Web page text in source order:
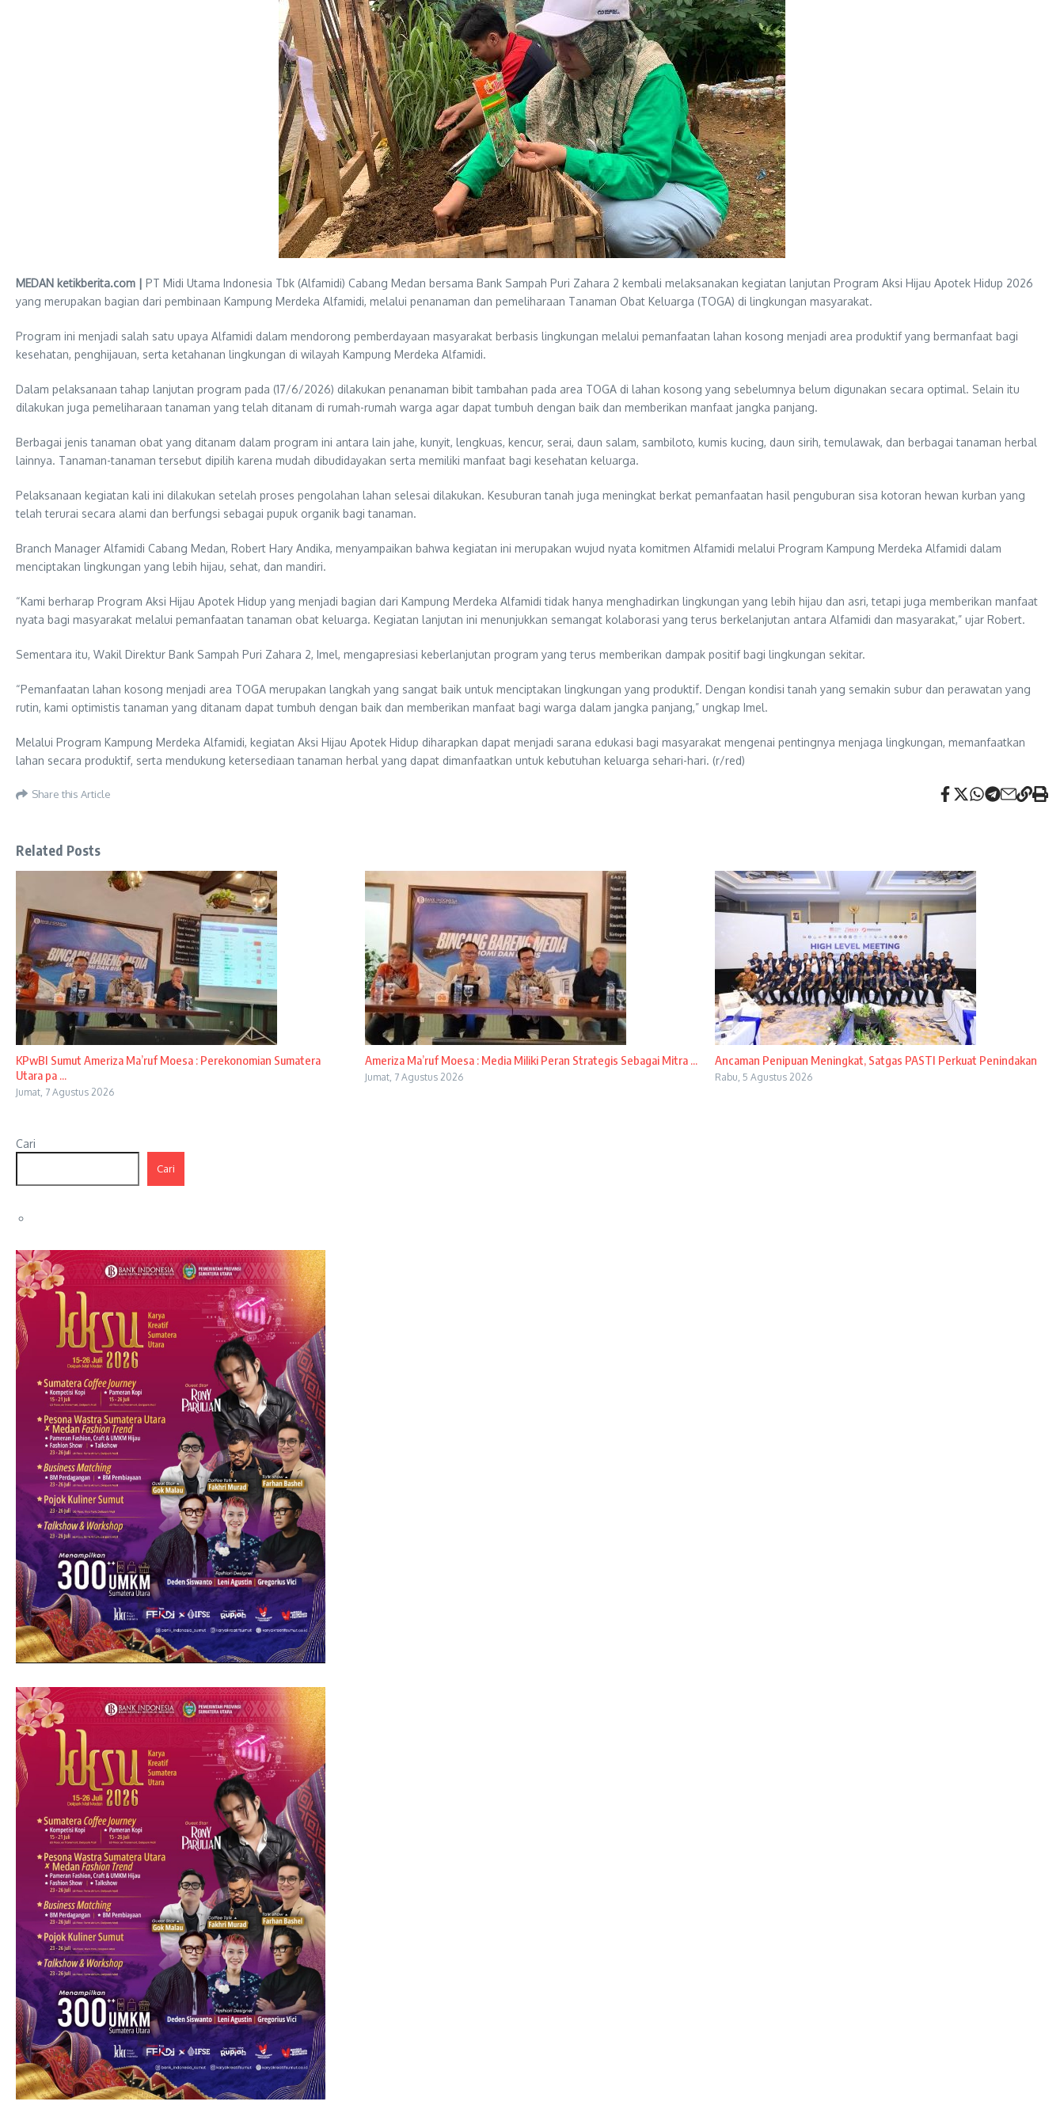
MEDAN ketikberita.com | PT Midi Utama Indonesia Tbk (Alfamidi) Cabang Medan bersama Bank Sampah Puri Zahara 2 kembali melaksanakan kegiatan lanjutan Program Aksi Hijau Apotek Hidup 2026
yang merupakan bagian dari pembinaan Kampung Merdeka Alfamidi, melalui penanaman dan pemeliharaan Tanaman Obat Keluarga (TOGA) di lingkungan masyarakat.
Program ini menjadi salah satu upaya Alfamidi dalam mendorong pemberdayaan masyarakat berbasis lingkungan melalui pemanfaatan lahan kosong menjadi area produktif yang bermanfaat bagi
kesehatan, penghijauan, serta ketahanan lingkungan di wilayah Kampung Merdeka Alfamidi.
Dalam pelaksanaan tahap lanjutan program pada (17/6/2026) dilakukan penanaman bibit tambahan pada area TOGA di lahan kosong yang sebelumnya belum digunakan secara optimal. Selain itu
dilakukan juga pemeliharaan tanaman yang telah ditanam di rumah-rumah warga agar dapat tumbuh dengan baik dan memberikan manfaat jangka panjang.
Berbagai jenis tanaman obat yang ditanam dalam program ini antara lain jahe, kunyit, lengkuas, kencur, serai, daun salam, sambiloto, kumis kucing, daun sirih, temulawak, dan berbagai tanaman herbal
lainnya. Tanaman-tanaman tersebut dipilih karena mudah dibudidayakan serta memiliki manfaat bagi kesehatan keluarga.
Pelaksanaan kegiatan kali ini dilakukan setelah proses pengolahan lahan selesai dilakukan. Kesuburan tanah juga meningkat berkat pemanfaatan hasil penguburan sisa kotoran hewan kurban yang
telah terurai secara alami dan berfungsi sebagai pupuk organik bagi tanaman.
Branch Manager Alfamidi Cabang Medan, Robert Hary Andika, menyampaikan bahwa kegiatan ini merupakan wujud nyata komitmen Alfamidi melalui Program Kampung Merdeka Alfamidi dalam
menciptakan lingkungan yang lebih hijau, sehat, dan mandiri.
“Kami berharap Program Aksi Hijau Apotek Hidup yang menjadi bagian dari Kampung Merdeka Alfamidi tidak hanya menghadirkan lingkungan yang lebih hijau dan asri, tetapi juga memberikan manfaat
nyata bagi masyarakat melalui pemanfaatan tanaman obat keluarga. Kegiatan lanjutan ini menunjukkan semangat kolaborasi yang terus berkelanjutan antara Alfamidi dan masyarakat,” ujar Robert.
Sementara itu, Wakil Direktur Bank Sampah Puri Zahara 2, Imel, mengapresiasi keberlanjutan program yang terus memberikan dampak positif bagi lingkungan sekitar.
“Pemanfaatan lahan kosong menjadi area TOGA merupakan langkah yang sangat baik untuk menciptakan lingkungan yang produktif. Dengan kondisi tanah yang semakin subur dan perawatan yang
rutin, kami optimistis tanaman yang ditanam dapat tumbuh dengan baik dan memberikan manfaat bagi warga dalam jangka panjang,” ungkap Imel.
Melalui Program Kampung Merdeka Alfamidi, kegiatan Aksi Hijau Apotek Hidup diharapkan dapat menjadi sarana edukasi bagi masyarakat mengenai pentingnya menjaga lingkungan, memanfaatkan
lahan secara produktif, serta mendukung ketersediaan tanaman herbal yang dapat dimanfaatkan untuk kebutuhan keluarga sehari-hari. (r/red)
Share this Article
Related Posts
KPwBI Sumut Ameriza Ma’ruf Moesa : Perekonomian Sumatera
Utara pa ...
Jumat, 7 Agustus 2026
Ameriza Ma’ruf Moesa : Media Miliki Peran Strategis Sebagai Mitra ...
Jumat, 7 Agustus 2026
Ancaman Penipuan Meningkat, Satgas PASTI Perkuat Penindakan
Rabu, 5 Agustus 2026
Cari
Cari